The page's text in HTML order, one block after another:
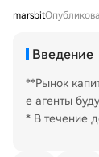
marsbit
Введение
**Рынок
е агенты
* В течение десяти лет у агентов (автономных